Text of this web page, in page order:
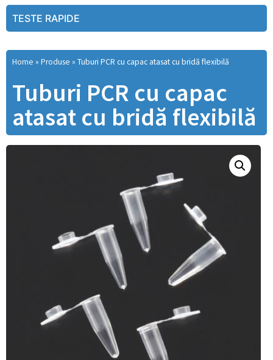
TESTE RAPIDE
Home » Produse » Tuburi PCR cu capac atasat cu bridă flexibilă
Tuburi PCR cu capac
atasat cu bridă flexibilă